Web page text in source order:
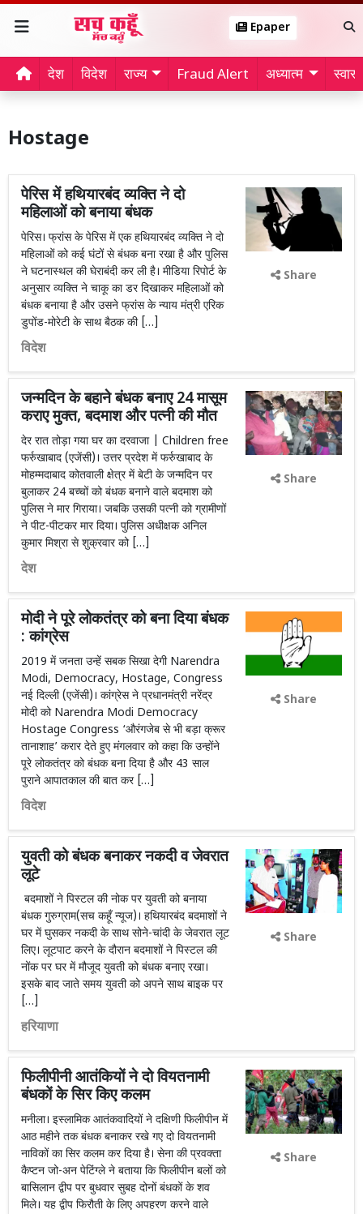
Epaper
देश विदेश राज्य Fraud Alert अध्यात्म
Hostage
पेरिस में हथियारबंद व्यक्ति ने दो
महिलाओं को बनाया बंधक
पेरिस। फ्रांस के पेरिस में एक हथियारबंद व्यक्ति ने दो
महिलाओं को कई घंटों से बंधक बना रखा है और पुलिस
ने घटनास्थल की घेराबंदी कर ली है। मीडिया रिपोर्ट के
अनुसार व्यक्ति ने चाकू का डर दिखाकर महिलाओं को
बंधक बनाया है और उसने फ्रांस के न्याय मंत्री एरिक
डुपोंड-मोरेटी के साथ बैठक की […]
विदेश
Share
जन्मदिन के बहाने बंधक बनाए 24 मासूम
कराए मुक्त, बदमाश और पत्नी की मौत
देर रात तोड़ा गया घर का दरवाजा | Children free
फर्रुखाबाद (एजेंसी)। उत्तर प्रदेश में फर्रुखाबाद के
मोहम्मदाबाद कोतवाली क्षेत्र में बेटी के जन्मदिन पर
बुलाकर 24 बच्चों को बंधक बनाने वाले बदमाश को
पुलिस ने मार गिराया। जबकि उसकी पत्नी को ग्रामीणों
ने पीट-पीटकर मार दिया। पुलिस अधीक्षक अनिल
कुमार मिश्रा से शुक्रवार को […]
देश
Share
मोदी ने पूरे लोकतंत्र को बना दिया बंधक
: कांग्रेस
2019 में जनता उन्हें सबक सिखा देगी Narendra
Modi, Democracy, Hostage, Congress
नई दिल्ली (एजेंसी)। कांग्रेस ने प्रधानमंत्री नरेंद्र
मोदी को Narendra Modi Democracy
Hostage Congress ‘औरंगजेब से भी बड़ा क्रूर
तानाशाह’ करार देते हुए मंगलवार को कहा कि उन्होंने
पूरे लोकतंत्र को बंधक बना दिया है और 43 साल
पुराने आपातकाल की बात कर […]
विदेश
Share
युवती को बंधक बनाकर नकदी व जेवरात
लूटे
बदमाशों ने पिस्टल की नोक पर युवती को बनाया
बंधक गुरुग्राम(सच कहूँ न्यूज)। हथियारबंद बदमाशों ने
घर में घुसकर नकदी के साथ सोने-चांदी के जेवरात लूट
लिए। लूटपाट करने के दौरान बदमाशों ने पिस्टल की
नोंक पर घर में मौजूद युवती को बंधक बनाए रखा।
इसके बाद जाते समय युवती को अपने साथ बाइक पर
[…]
हरियाणा
Share
फिलीपीनी आतंकियों ने दो वियतनामी
बंधकों के सिर किए कलम
मनीला। इस्लामिक आतंकवादियों ने दक्षिणी फिलीपीन में
आठ महीने तक बंधक बनाकर रखे गए दो वियतनामी
नाविकों का सिर कलम कर दिया है। सेना की प्रवक्ता
कैप्टन जो-अन पेटिंग्ले ने बताया कि फिलीपीन बलों को
बासिलान द्वीप पर बुधवार सुबह दोनों बंधकों के शव
मिले। यह द्वीप फिरौती के लिए अपहरण करने वाले
Share